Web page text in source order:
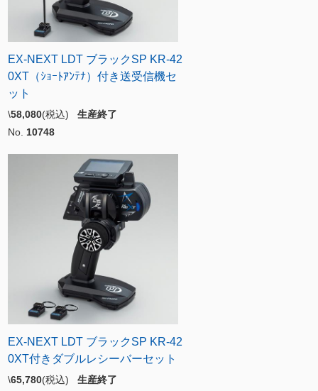
EX-NEXT LDT ブラックSP KR-42
0XT（ｼｮｰﾄｱﾝﾃﾅ）付き送受信機セ
ット
\58,080(税込) 生産終了
No. 10748
EX-NEXT LDT ブラックSP KR-42
0XT付きダブルレシーバーセット
\65,780(税込) 生産終了